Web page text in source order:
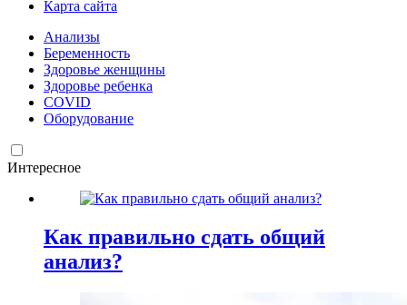
Карта сайта
Анализы
Беременность
Здоровье женщины
Здоровье ребенка
COVID
Оборудование
Интересное
Как правильно сдать общий
анализ?